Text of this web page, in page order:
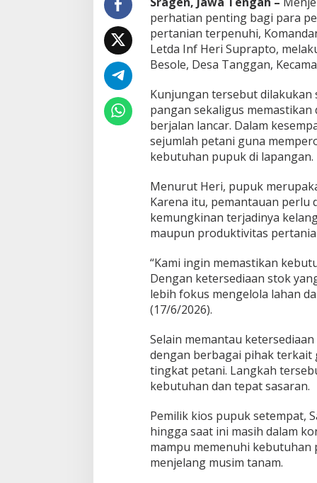
i
P
a
n
t
u
K
e
t
e
r
e
d
i
a
a
P
u
p
u
k
perhatian penting bagi para
pertanian terpenuhi,
Letda Inf Heri Suprapto,
Besole, Desa Tanggan,
Kunjungan tersebut dilakukan
pangan sekaligus
berjalan lancar. Dalam
sejumlah petani guna
kebutuhan pupuk di lapangan.
Menurut Heri, pupuk
Karena itu, pemantauan perlu
kemungkinan terjadinya
maupun produktivitas
“Kami ingin memastikan
Dengan ketersediaan stok
lebih fokus mengelola lahan
(17/6/2026).
Selain memantau
dengan berbagai pihak terkait
tingkat petani. Langkah
kebutuhan dan tepat sasaran.
Pemilik kios pupuk setempat,
hingga saat ini masih dalam
mampu memenuhi kebutuhan
menjelang musim tanam.